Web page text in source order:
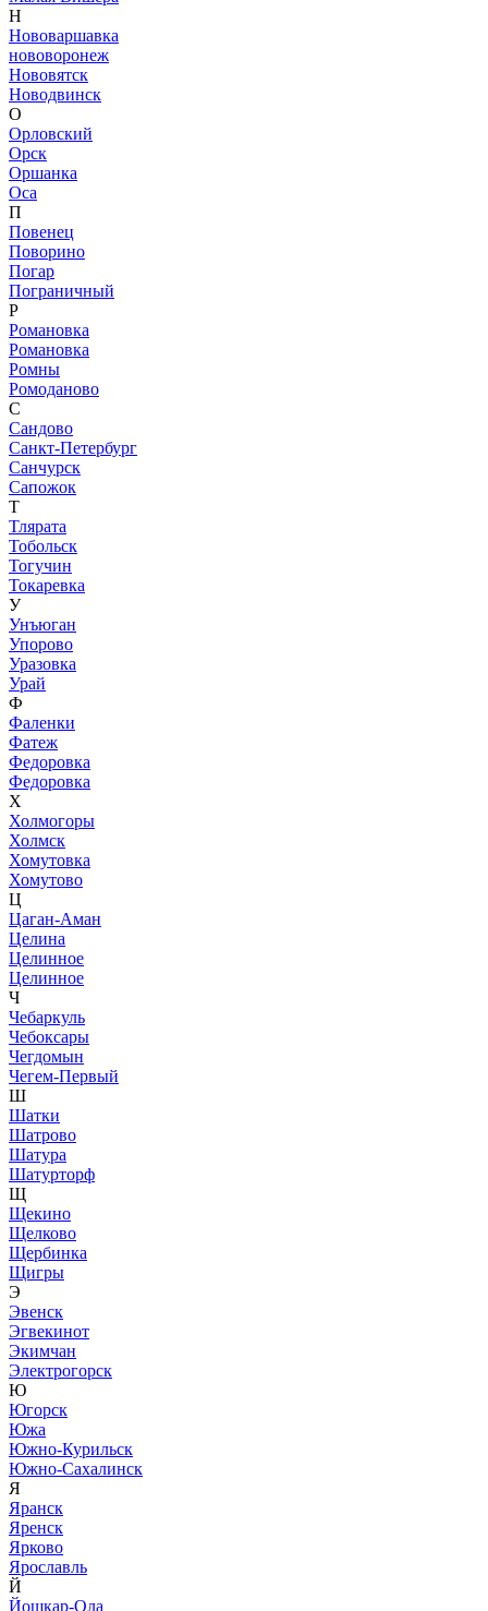
Н
Нововаршавка
нововоронеж
Нововятск
Новодвинск
О
Орловский
Орск
Оршанка
Оса
П
Повенец
Поворино
Погар
Пограничный
Р
Романовка
Романовка
Ромны
Ромоданово
С
Сандово
Санкт-Петербург
Санчурск
Сапожок
Т
Тлярата
Тобольск
Тогучин
Токаревка
У
Унъюган
Упорово
Уразовка
Урай
Ф
Фаленки
Фатеж
Федоровка
Федоровка
Х
Холмогоры
Холмск
Хомутовка
Хомутово
Ц
Цаган-Аман
Целина
Целинное
Целинное
Ч
Чебаркуль
Чебоксары
Чегдомын
Чегем-Первый
Ш
Шатки
Шатрово
Шатура
Шатурторф
Щ
Щекино
Щелково
Щербинка
Щигры
Э
Эвенск
Эгвекинот
Экимчан
Электрогорск
Ю
Югорск
Южа
Южно-Курильск
Южно-Сахалинск
Я
Яранск
Яренск
Ярково
Ярославль
Й
Йошкар-Ола